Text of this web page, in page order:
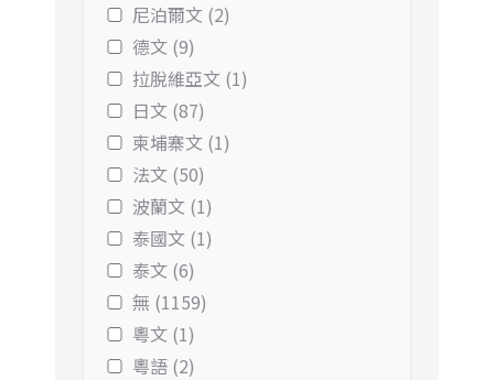
尼泊爾文 (2)
德文 (9)
拉脫維亞文 (1)
日文 (87)
柬埔寨文 (1)
法文 (50)
波蘭文 (1)
泰國文 (1)
泰文 (6)
無 (1159)
粵文 (1)
粵語 (2)